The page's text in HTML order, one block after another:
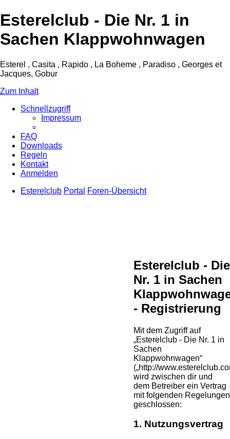
Esterelclub - Die Nr. 1 in
Sachen Klappwohnwagen
Esterel , Casita , Rapido , La Boheme , Paradiso , Georges et
Jacques, Gobur
Zum Inhalt
Schnellzugriff
Impressum
FAQ
Downloads
Regeln
Kontakt
Anmelden
Esterelclub Portal Foren-Übersicht
Esterelclub - Die
Nr. 1 in Sachen
- Registrierung
Mit dem Zugriff auf
„Esterelclub - Die Nr. 1 in
Sachen
Klappwohnwagen“
(„http://
wird zwischen dir und
dem Betreiber ein Vertrag
mit folgenden Regelungen
geschlossen:
1. Nutzungsvertrag